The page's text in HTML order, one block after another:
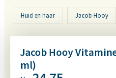
Huid en haar Jacob Hooy
Jacob Hooy
ml)